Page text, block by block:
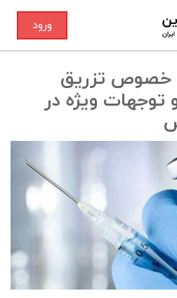
ورود
خصوص تزریق
کووید۱۹ و توجهات ویژه در